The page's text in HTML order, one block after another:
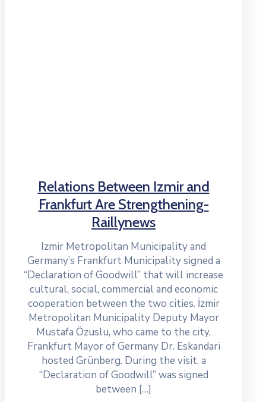
Relations Between Izmir and
Frankfurt Are Strengthening-
Raillynews
Izmir Metropolitan Municipality and
Germany’s Frankfurt Municipality signed a
“Declaration of Goodwill” that will increase
cultural, social, commercial and economic
cooperation between the two cities. İzmir
Metropolitan Municipality Deputy Mayor
Mustafa Özuslu, who came to the city,
Frankfurt Mayor of Germany Dr. Eskandari
hosted Grünberg. During the visit, a
“Declaration of Goodwill” was signed
between […]